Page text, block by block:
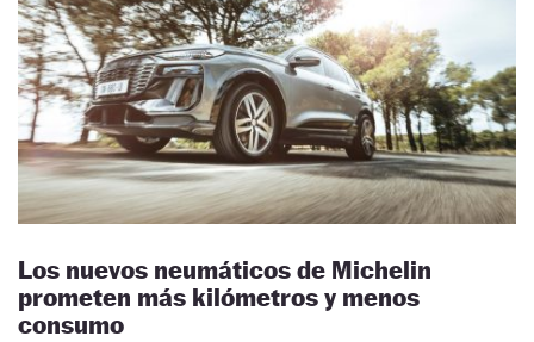
Los nuevos neumáticos de Michelin
prometen más kilómetros y menos
consumo